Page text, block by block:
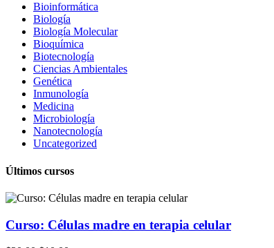
Bioinformática
Biología
Biología Molecular
Bioquímica
Biotecnología
Ciencias Ambientales
Genética
Inmunología
Medicina
Microbiología
Nanotecnología
Uncategorized
Últimos cursos
Curso: Células madre en terapia celular